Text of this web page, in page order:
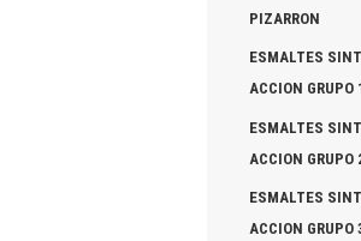
PIZARRON
ESMALTES
ACCION GRUPO
ESMALTES
ACCION GRUPO
ESMALTES
ACCION GRUPO